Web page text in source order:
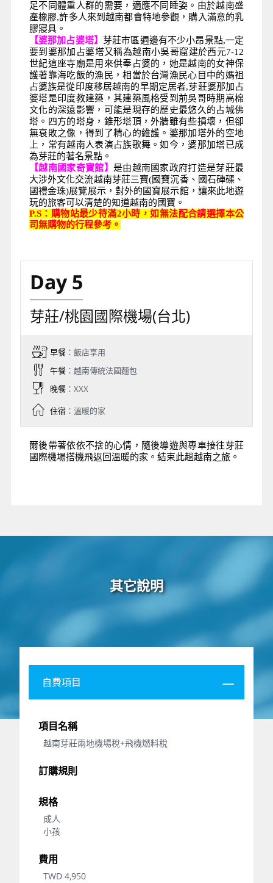
足不同體重人群的需要，適應不同睡姿。由於越南盛
產橡膠,許多人來到越南都會特地參觀，購入滿意的乳
膠寢具。
【婆那加占婆塔】芽莊市區週邊有不少小昂景點,一定
要到婆那加占婆塔又稱為越南小吳哥窟建於西元7-12
世紀這座寺廟是用來供奉占婆的，她是越南的女神保
護著靠海吃飯的漁民，相當於台灣漁民心目中的媽祖
占婆族是從印度移居越南的早期定居者,芽莊婆那加占
婆塔是印度教建築，其建築風格受到前吳哥時期高棉
文化的深遠影響，可能是現存的歷史最悠久的占城佛
塔。四方的塔身，錐形塔頂，外牆雖有些損壞，但卻
無衰敗之像，得到了精心的維護。婆那加塔外的空地
上，常有越南人表演占族歌舞。如今，婆那加塔已成
為芽莊的著名景點。
【越南國家奇寶館】 是由越南國家政府打造是芽莊最
大涉外文化交流越南芽莊三寶(國寶沉香、國石硨磲、
國禮金珠)展覽展示，對外的國寶展示館，讓來此地遊
玩的旅客可以清楚的知道越南的國寶。
P.S：購物站最少待滿2小時，如無法配合請選擇本公
司無購物的行程參考。
Day 5
芽莊/桃園國際機場(台北)
早餐：飯店享用
午餐：越南傳統法國麵包
晚餐：XXX
住宿：溫暖的家
爾後帶著依依不捨的⼼情，隨後導遊與專車接往芽莊
國際機場搭機飛返回溫暖的家。結束此趟越南之旅。
其它說明
自費項目
越南芽莊兩地機場稅+飛機燃料稅
成人
小孩
TWD 4,950